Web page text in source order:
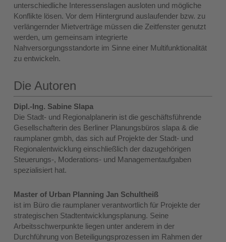
unterschiedliche Interessenslagen ausloten und mögliche
Konflikte lösen. Vor dem Hintergrund auslaufender bzw. zu
verlängernder Mietverträge müssen die Zeitfenster genutzt
werden, um gemeinsam integrierte
Nahversorgungsstandorte im Sinne einer Multifunktionalität
zu entwickeln.
Die Autoren
Dipl.-Ing. Sabine Slapa
Die Stadt- und Regionalplanerin ist die geschäftsführende
Gesellschafterin des Berliner Planungsbüros slapa & die
raumplaner gmbh, das sich auf Projekte der Stadt- und
Regionalentwicklung einschließlich der dazugehörigen
Steuerungs‑, Moderations- und Managementaufgaben
spezialisiert hat.
Master of Urban Planning Jan Schultheiß
ist im Büro die raumplaner verantwortlich für Projekte der
strategischen Stadtentwicklungsplanung. Seine
Arbeitsschwerpunkte liegen unter anderem in der
Durchführung von Beteiligungsprozessen im Rahmen der